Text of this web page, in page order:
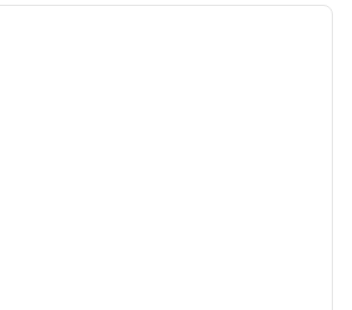
nästa